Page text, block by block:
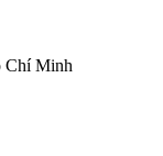
Chí Minh